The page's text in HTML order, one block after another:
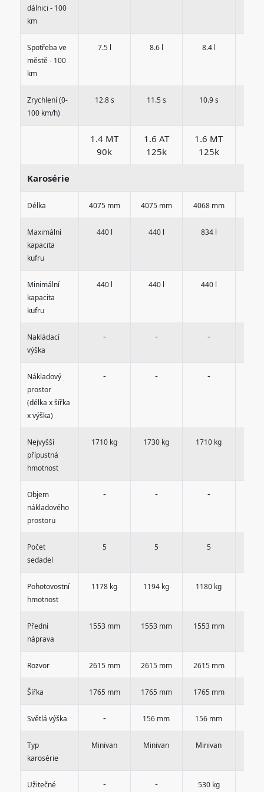
dálnici - 100
km
Spotřeba ve
městě - 100
km
7.5 l 8.6 l 8.4 l
Zrychlení (0-
100 km/h)
12.8 s 11.5 s 10.9 s
1.4 MT
90k
1.6 AT
125k
1.6 MT
125k
Karosérie
Délka 4075 mm 4075 mm 4068 mm
Maximální
kapacita
kufru
440 l 440 l 834 l
Minimální
kapacita
kufru
440 l 440 l 440 l
Nakládací
výška
- - -
Nákladový
prostor
(délka x šířka
x výška)
- - -
Nejvyšší
přípustná
hmotnost
1710 kg 1730 kg 1710 kg
Objem
nákladového
prostoru
- - -
Počet
sedadel
5 5 5
Pohotovostní
hmotnost
1178 kg 1194 kg 1180 kg
Přední
náprava
1553 mm 1553 mm 1553 mm
Rozvor 2615 mm 2615 mm 2615 mm
Šířka 1765 mm 1765 mm 1765 mm
Světlá výška - 156 mm 156 mm
Typ
karosérie
Minivan Minivan Minivan
Užitečné
- - 530 kg